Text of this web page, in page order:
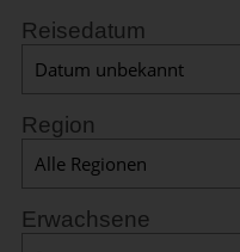
Reisedatum
Region
Erwachsene